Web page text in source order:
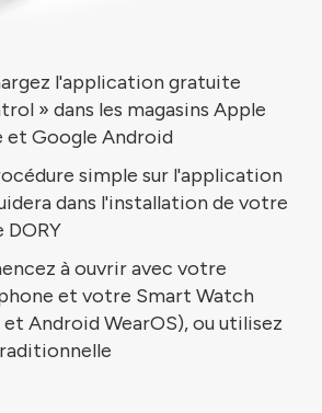
l'application gratuite
» dans les magasins Apple
et Google Android
simple sur l'application
dans l'installation de votre
DORY
à ouvrir avec votre
et votre Smart Watch
Android WearOS), ou utilisez